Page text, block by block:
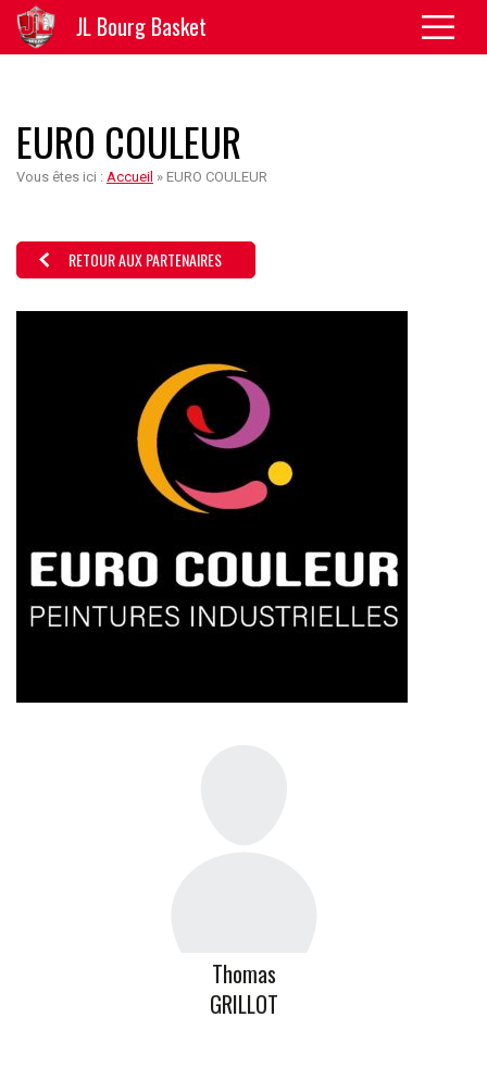
JL Bourg Basket
EURO COULEUR
Vous êtes ici : Accueil » EURO COULEUR
RETOUR AUX PARTENAIRES
Thomas
GRILLOT